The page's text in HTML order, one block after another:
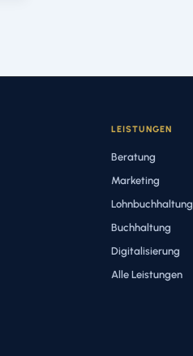
LEISTUNGEN
Beratung
Marketing
Lohnbuchhaltung
Buchhaltung
Digitalisierung
Alle Leistungen